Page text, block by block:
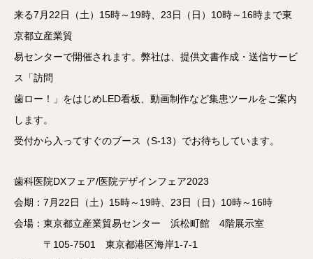
来る7月22日（土）15時～19時、23日（日）10時～16時まで東
京都立産業貿
易センターで開催されます。弊社は、提供文書作成・送信サービ
ス「訪問
歯ロー！」をはじめLED看板、動画制作など集患ツールをご案内
します。
受付から入ってすぐのブース（S-13）でお待ちしています。
歯科医院DXフェア/医院デザインフェア2023
会期：7月22日（土）15時～19時、23日（日）10時～16時
会場：東京都立産業貿易センター 浜松町館 4階展示室
〒105-7501 東京都港区海岸1-7-1